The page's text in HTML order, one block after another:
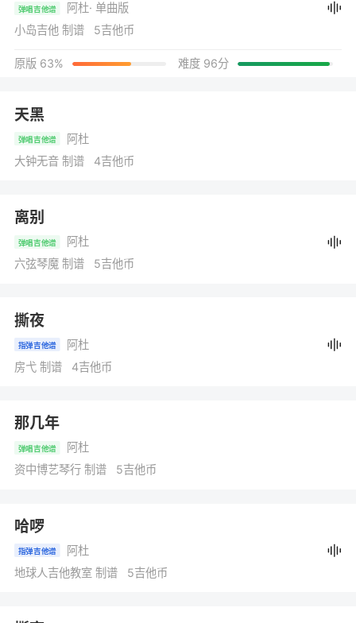
弹唱吉他谱 阿杜· 单曲版
小岛吉他 制谱 5吉他币
原版 63% 难度 96分
天黑
弹唱吉他谱
阿杜
大钟无音 制谱 4吉他币
离别
弹唱吉他谱
阿杜
六弦琴魔 制谱 5吉他币
撕夜
指弹吉他谱
阿杜
房弋 制谱 4吉他币
那几年
弹唱吉他谱
阿杜
资中博艺琴行 制谱 5吉他币
哈啰
指弹吉他谱
阿杜
地球人吉他教室 制谱 5吉他币